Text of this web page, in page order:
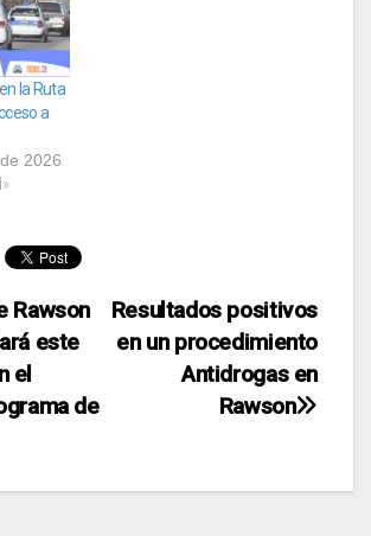
la Ruta
a
2026
Resultados positivos
en un procedimiento
Antidrogas en
Rawson
Rawson
este
el
de